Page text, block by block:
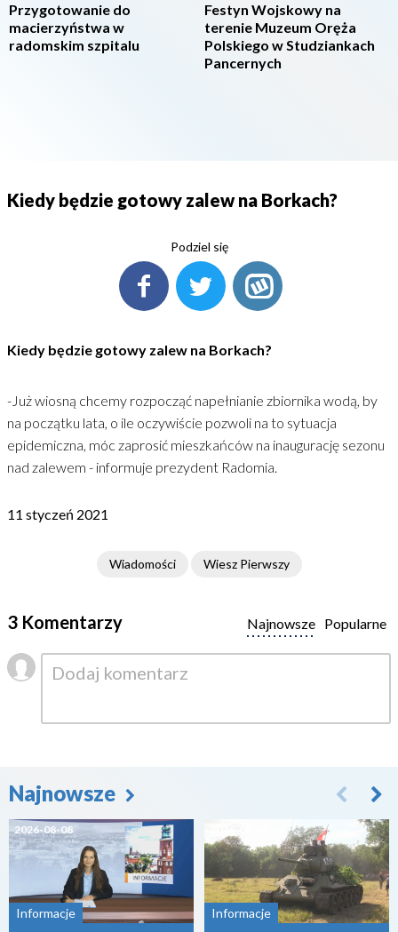
Przygotowanie do
macierzyństwa w
radomskim szpitalu
Festyn Wojskowy na
terenie Muzeum Oręża
Polskiego w Studziankach
Pancernych
Kiedy będzie gotowy zalew na Borkach?
Podziel się
Kiedy będzie gotowy zalew na Borkach?
-Już wiosną chcemy rozpocząć napełnianie zbiornika wodą, by
na początku lata, o ile oczywiście pozwoli na to sytuacja
epidemiczna, móc zaprosić mieszkańców na inaugurację sezonu
nad zalewem - informuje prezydent Radomia.
11 styczeń 2021
Wiadomości Wiesz Pierwszy
3 Komentarzy Popularne
Najnowsze
Najnowsze
2026-08-08
Informacje Informacje